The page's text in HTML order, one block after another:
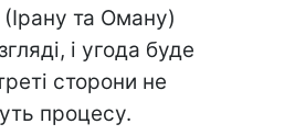
(Ірану та Оману)
і угода буде
сторони не
процесу.